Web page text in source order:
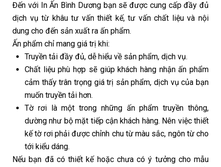
Đến với In Ấn Bình Dương bạn sẽ được cung cấp đầy đủ
dịch vụ từ khâu tư vấn thiết kế, tư vấn chất liệu và nội
dung cho đến sản xuất ra ấn phẩm.
Ấn phẩm chỉ mang giá trị khi:
Truyền tải đầy đủ, dễ hiểu về sản phẩm, dịch vụ.
Chất liệu phù hợp sẽ giúp khách hàng nhận ấn phẩm
cảm thấy trân trọng giá trị sản phẩm, dịch vụ của bạn
muốn truyền tải hơn.
Tờ rơi là một trong những ấn phẩm truyền thông,
dường như bộ mặt tiếp cận khách hàng. Nên việc thiết
kế tờ rơi phải được chỉnh chu từ màu sắc, ngôn từ cho
tới kiểu dáng.
Nếu bạn đã có thiết kế hoặc chưa có ý tưởng cho mẫu